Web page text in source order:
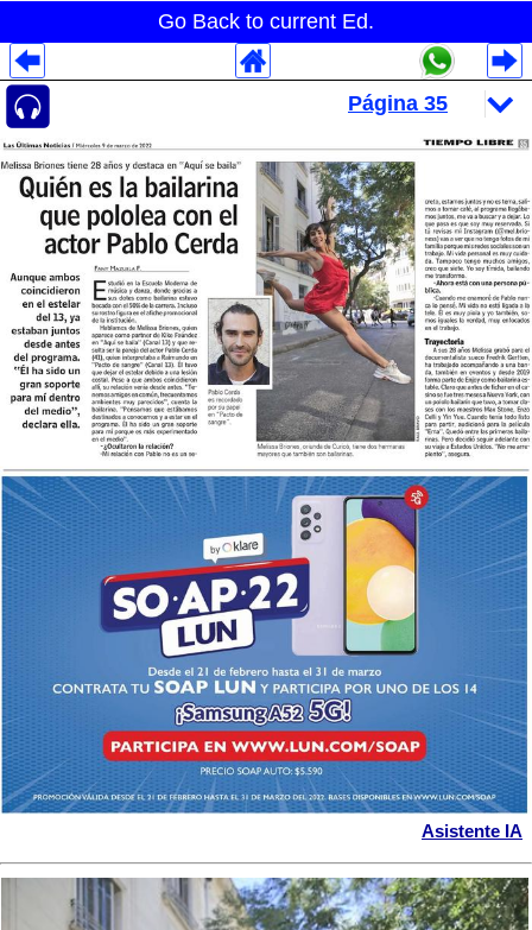
Go Back to current Ed.
Asistente IA
Despliegues Analytics
Despliegues Totales
Despliegues por Rubros